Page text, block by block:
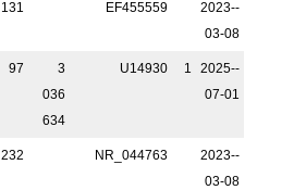
131 EF455559
2023-­
03-08
97
3
036
634
U14930 1
2025-­
07-01
232 NR_044763
2023-­
03-08